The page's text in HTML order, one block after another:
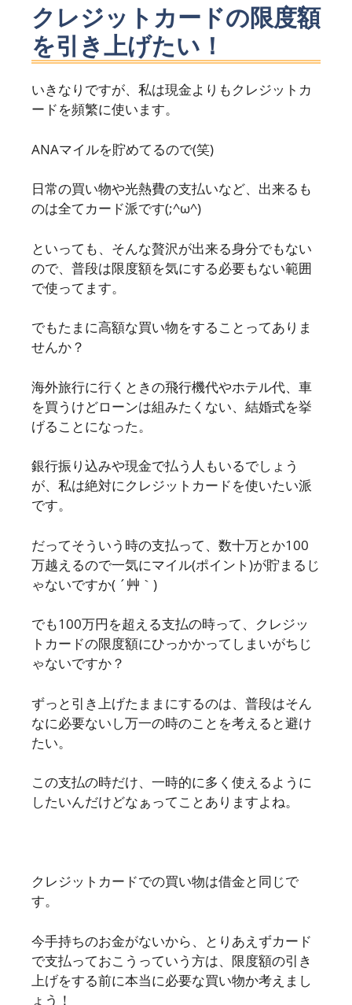
クレジットカードの限度額
を引き上げたい！
いきなりですが、私は現金よりもクレジットカ
ードを頻繁に使います。
ANAマイルを貯めてるので(笑)
日常の買い物や光熱費の支払いなど、出来るも
のは全てカード派です(;^ω^)
といっても、そんな贅沢が出来る身分でもない
ので、普段は限度額を気にする必要もない範囲
で使ってます。
でもたまに高額な買い物をすることってありま
せんか？
海外旅行に行くときの飛行機代やホテル代、車
を買うけどローンは組みたくない、結婚式を挙
げることになった。
銀行振り込みや現金で払う人もいるでしょう
が、私は絶対にクレジットカードを使いたい派
です。
だってそういう時の支払って、数十万とか100
万越えるので一気にマイル(ポイント)が貯まるじ
ゃないですか( ´艸｀)
でも100万円を超える支払の時って、クレジッ
トカードの限度額にひっかかってしまいがちじ
ゃないですか？
ずっと引き上げたままにするのは、普段はそん
なに必要ないし万一の時のことを考えると避け
たい。
この支払の時だけ、一時的に多く使えるように
したいんだけどなぁってことありますよね。
クレジットカードでの買い物は借金と同じで
す。
今手持ちのお金がないから、とりあえずカード
で支払っておこうっていう方は、限度額の引き
上げをする前に本当に必要な買い物か考えまし
ょう！